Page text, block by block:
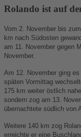
Rolando ist auf
Vom 2. November bis
km nach Südosten
am 11. November gegen
November.
Am 12. November ging
späten Vormittag
175 km weiter östlich
sondern zog am 13.
übernachtete südlich von
Weitere 140 km zog
erreichte er eine